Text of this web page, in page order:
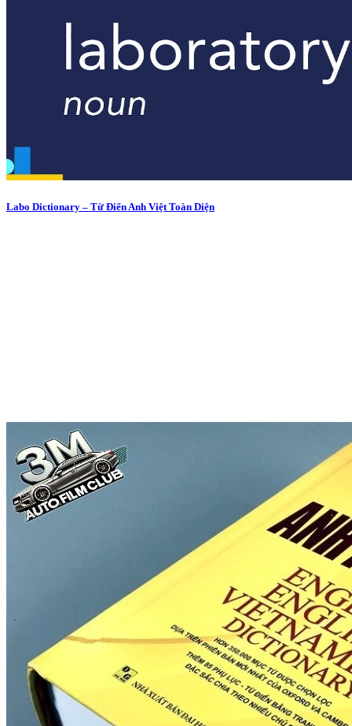
Labo Dictionary – Từ Điển Anh Việt Toàn Diện